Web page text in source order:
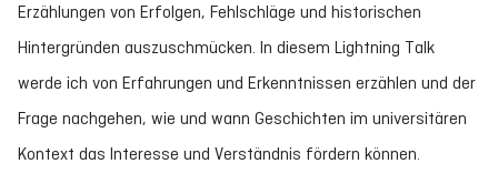
Erzählungen von Erfolgen, Fehlschläge und historischen
Hintergründen auszuschmücken. In diesem Lightning Talk
werde ich von Erfahrungen und Erkenntnissen erzählen und der
Frage nachgehen, wie und wann Geschichten im universitären
Kontext das Interesse und Verständnis fördern können.